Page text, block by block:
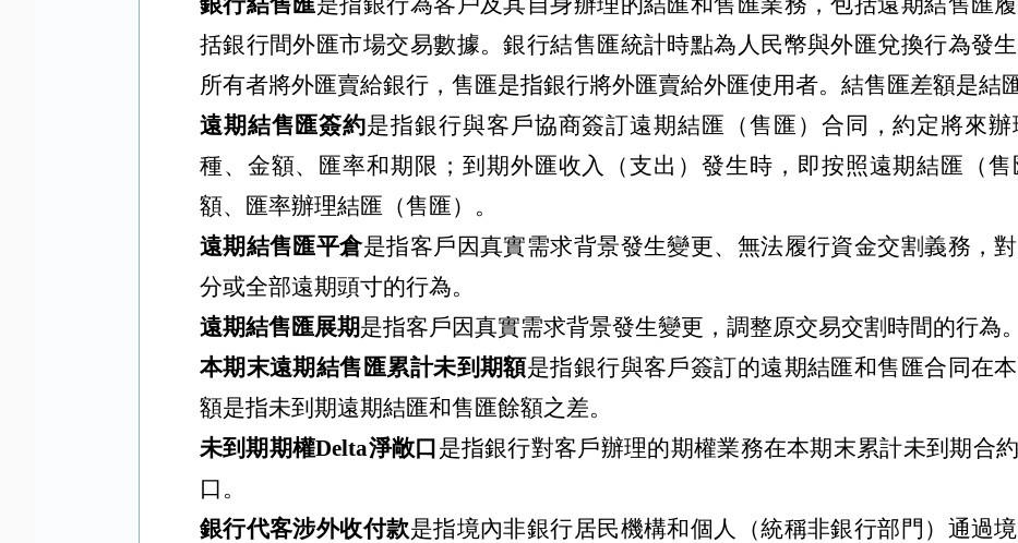
括銀行間外匯市場交易數據。銀行結售匯統計時點為人民幣與外匯兌換行為發
所有者將外匯賣給銀行，售匯是指銀行將外匯賣給外匯使用者。結售匯差額是結
遠期結售匯簽約是指銀行與客戶協商簽訂遠期結匯（售匯）合同，約定將來
種、金額、匯率和期限；到期外匯收入（支出）發生時，即按照遠期結匯（
額、匯率辦理結匯（售匯）。
遠期結售匯平倉是指客戶因真實需求背景發生變更、無法履行資金交割義務，
分或全部遠期頭寸的行為。
遠期結售匯展期是指客戶因真實需求背景發生變更，調整原交易交割時間的行為。
本期末遠期結售匯累計未到期額是指銀行與客戶簽訂的遠期結匯和售匯合同在
額是指未到期遠期結匯和售匯餘額之差。
未到期期權Delta淨敞口 是指銀行對客戶辦理的期權業務在本期末累計未到期合
口。
銀行代客涉外收付款是指境內非銀行居民機構和個人（統稱非銀行部門）通過